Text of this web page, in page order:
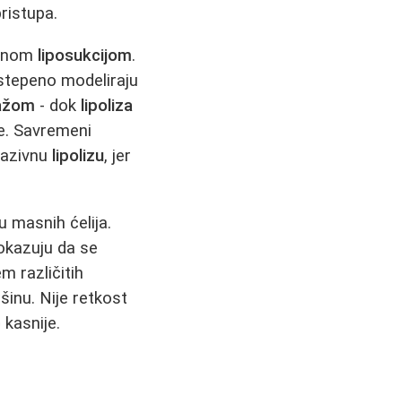
liposukcijom.
modeliraju
- dok lipoliza
Savremeni
lipolizu, jer
masnih ćelija.
da se
različitih
Nije retkost